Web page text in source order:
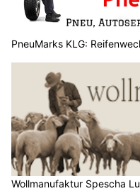
PneuMarks KLG:
Wollmanufaktur Spescha